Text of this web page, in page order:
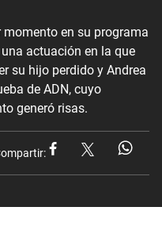
en su programa
actuación en la que
su hijo perdido y Andrea
de ADN, cuyo
generó risas.